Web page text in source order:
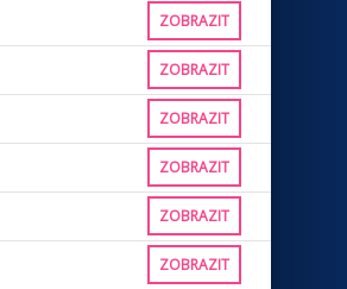
ZOBRAZIT
ZOBRAZIT
ZOBRAZIT
ZOBRAZIT
ZOBRAZIT
ZOBRAZIT